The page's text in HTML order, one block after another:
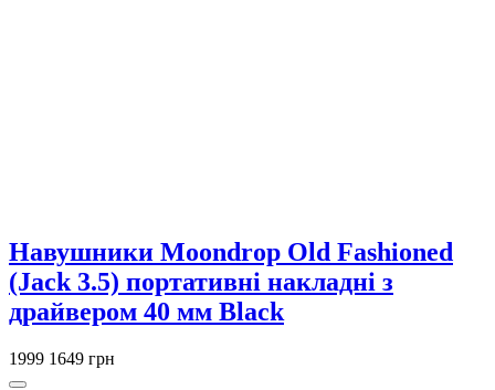
Навушники Moondrop Old Fashioned
(Jack 3.5) портативні накладні з
драйвером 40 мм Black
1999 1649 грн